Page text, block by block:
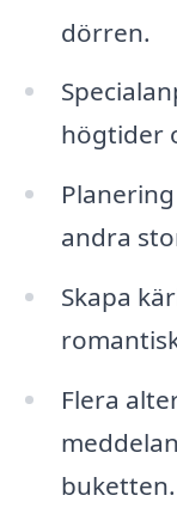
dörren.
högtider
andra
Skapa
Flera
buketten.